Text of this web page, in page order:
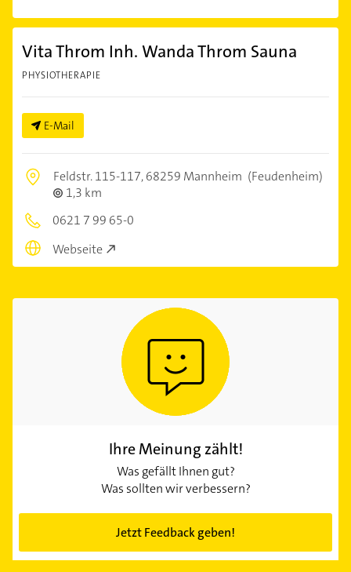
Vita Throm Inh. Wanda Throm Sauna
PHYSIOTHERAPIE
E-Mail
Feldstr. 115-117,68259 Mannheim (Feudenheim)
1,3 km
0621 7 99 65-0
Webseite
Ihre Meinung zählt!
Was gefällt Ihnen gut?
Was sollten wir verbessern?
Jetzt Feedback geben!